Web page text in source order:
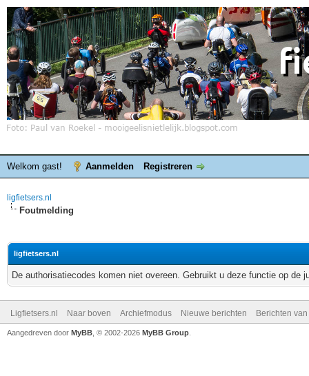
Welkom gast! Aanmelden Registreren
ligfietsers.nl
Foutmelding
ligfietsers.nl
De authorisatiecodes komen niet overeen. Gebruikt u deze functie op de
Ligfietsers.nl Naar boven Archiefmodus Nieuwe berichten Berichten
Aangedreven door MyBB , © 2002-2026 MyBB Group